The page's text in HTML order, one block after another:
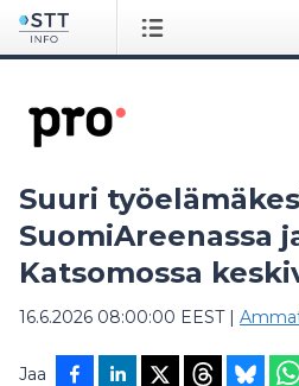
Suuri
SuomiAreenassa
Katsomossa
16.6.2026 08:00:00 EEST|
Jaa